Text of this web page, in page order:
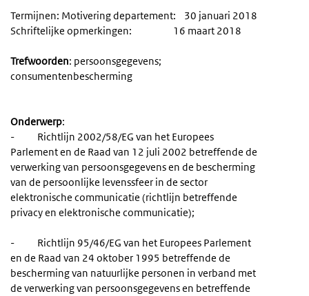
Termijnen: Motivering departement: 30 januari 2018
Schriftelijke opmerkingen: 16 maart 2018
Trefwoorden: persoonsgegevens;
consumentenbescherming
Onderwerp:
- Richtlĳn 2002/58/EG van het Europees
Parlement en de Raad van 12 juli 2002 betreffende de
verwerking van persoonsgegevens en de bescherming
van de persoonlĳke levenssfeer in de sector
elektronische communicatie (richtlĳn betreffende
privacy en elektronische communicatie);
- Richtlijn 95/46/EG van het Europees Parlement
en de Raad van 24 oktober 1995 betreffende de
bescherming van natuurlijke personen in verband met
de verwerking van persoonsgegevens en betreffende